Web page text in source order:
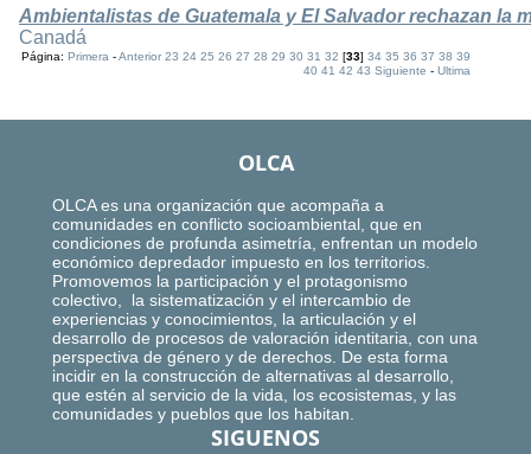
Ambientalistas de Guatemala y El Salvador rechazan la
Canadá
Página:Primera -Anterior 23 24 25 26 27 28 29 30 31 32 [33]34 35 36 37 38 39
40 41 42 43 Siguiente -Ultima
OLCA
OLCA es una organización que acompaña a
comunidades en conflicto socioambiental, que en
condiciones de profunda asimetría, enfrentan un modelo
económico depredador impuesto en los territorios.
Promovemos la participación y el protagonismo
colectivo, la sistematización y el intercambio de
experiencias y conocimientos, la articulación y el
desarrollo de procesos de valoración identitaria, con una
perspectiva de género y de derechos. De esta forma
incidir en la construcción de alternativas al desarrollo,
que estén al servicio de la vida, los ecosistemas, y las
comunidades y pueblos que los habitan.
SIGUENOS